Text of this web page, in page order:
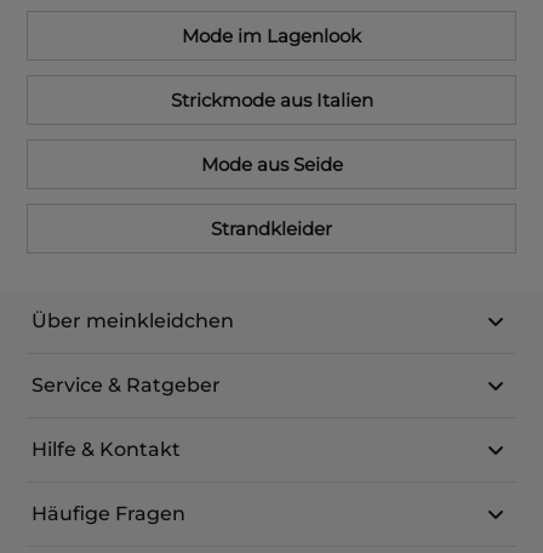
Mode im Lagenlook
Strickmode aus Italien
Mode aus Seide
Strandkleider
Über meinkleidchen
Service & Ratgeber
Hilfe & Kontakt
Häufige Fragen